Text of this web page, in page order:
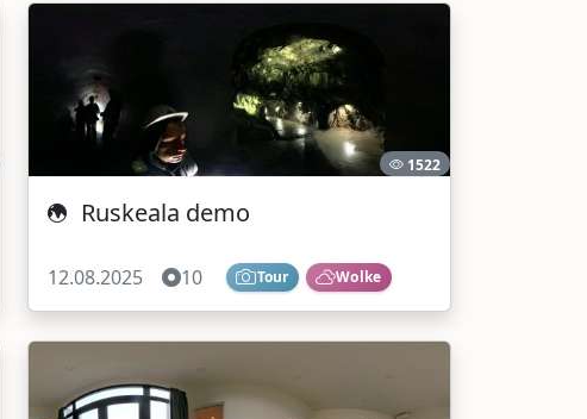
1522
Ruskeala demo
12.08.2025 10 Tour Wolke